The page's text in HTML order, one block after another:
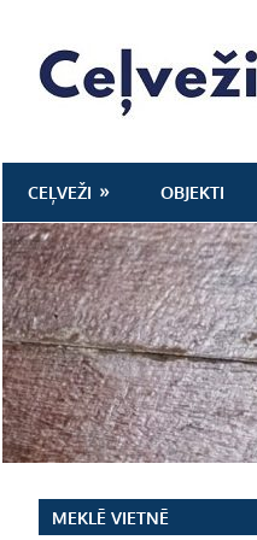
content
CEĻVEŽI OBJEKTI
MEKLĒ VIETNĒ